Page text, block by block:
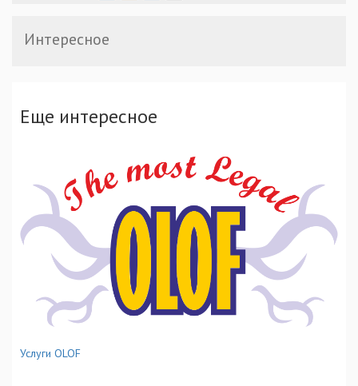
Интересное
Еще интересное
Услуги OLOF